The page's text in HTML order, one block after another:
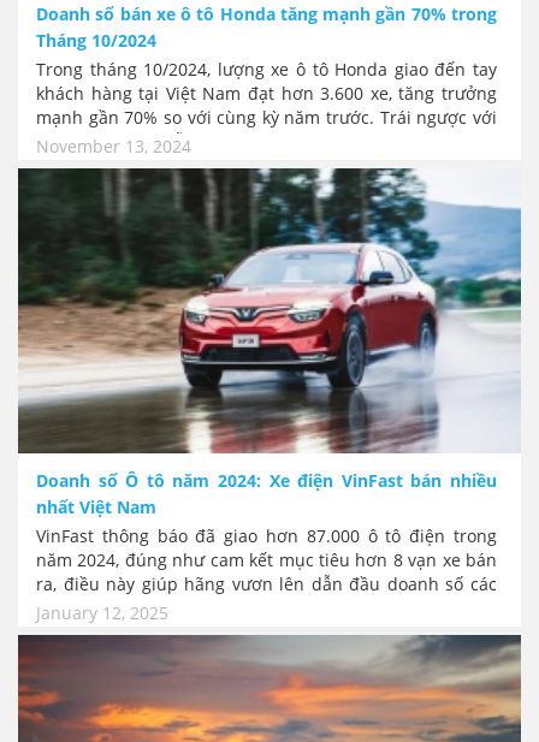
Doanh số bán xe ô tô Honda tăng mạnh gần 70% trong
Tháng 10/2024
Trong tháng 10/2024, lượng xe ô tô Honda giao đến tay
khách hàng tại Việt Nam đạt hơn 3.600 xe, tăng trưởng
mạnh gần 70% so với cùng kỳ năm trước. Trái ngược với
sức bán xe máy vẫn tiếp tục giảm
November 13, 2024
Doanh số Ô tô năm 2024: Xe điện VinFast bán nhiều
nhất Việt Nam
VinFast thông báo đã giao hơn 87.000 ô tô điện trong
năm 2024, đúng như cam kết mục tiêu hơn 8 vạn xe bán
ra, điều này giúp hãng vươn lên dẫn đầu doanh số các
thương hiệu tại thị trường Việt Nam trong năm 2024.
Trong đó, hai mẫu xe có đóng góp lớn nhất và VF 3 và VF
5 với tổng cộng hơn 57.000 chiếc được bàn giao đến tay
khách hàng, giúp hãng đã vượt mốc doanh số mục tiêu
của năm nay. Tuy nhiên tất cả các dòng xe của VinFast
bán ra đều là xe điện!
January 12, 2025